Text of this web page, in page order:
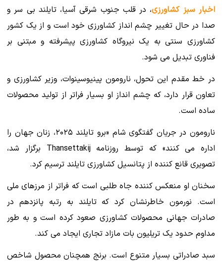
اخبار سبز کشاورزی، در قلب جنوب شرقی آسیا، تایلند بی سر و
صدا در حال تغییر چشم انداز کشاورزی خود است و از یک کشور
کشاورزی سنتی به یک نیروگاه کشاورزی پیشرفته و مبتنی بر
فناوری تبدیل می شود.
در خط مقدم این تحول، نارومون پینیوسینوات، وزیر کشاورزی و
تعاون قرار دارد، که چشم انداز او بسیار فراتر از تولید محصولات
ساده است.
نارومون در جریان گفتگوی شام «برو تایلند ۲۰۲۵، زنان جهان را
اداره می کنند» که توسط روزنامه Thansettakij برگزار شد،
تصویری قانع کننده از پتانسیل کشاورزی تایلند ترسیم کرد.
سخنان او منعکس کننده جاه طلبی است که فراتر از مرزهای ملی
است. نورمون خاطرنشان کرد که تایلند به رتبه پانزدهم در
صادرات جهانی محصولات کشاورزی صعود کرده است و به طور
مداوم حدود یک تریلیون بات مازاد تجاری ایجاد می کند.
سبد صادراتی بسیار متنوع است. برنج همچنان محصول شاخص